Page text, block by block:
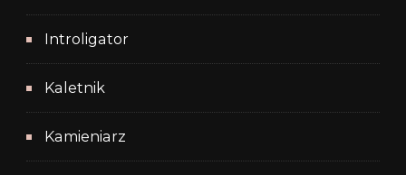
Introligator
Kaletnik
Kamieniarz